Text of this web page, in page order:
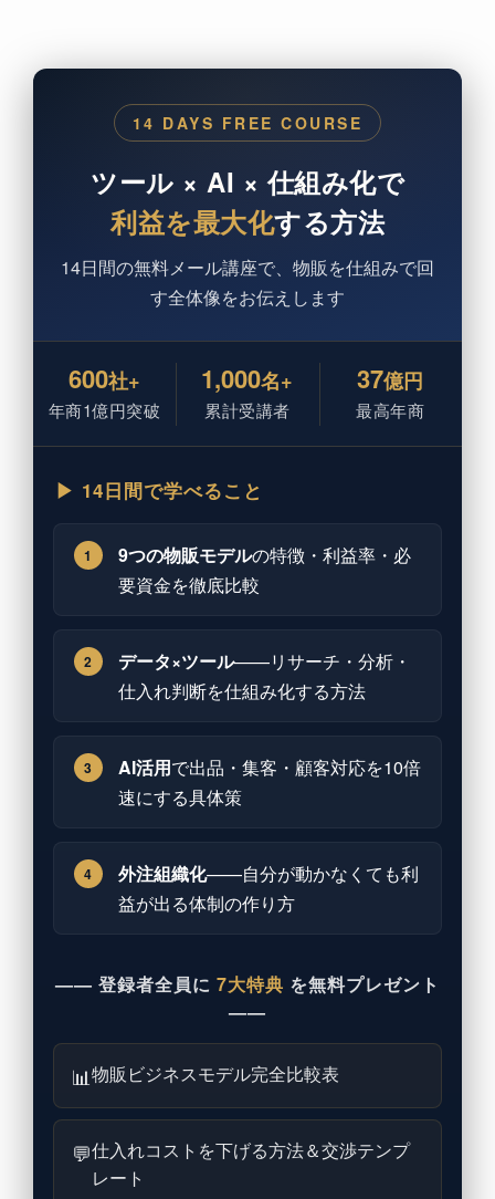
14 DAYS FREE COURSE
ツール × AI × 仕組み化で
利益を最大化する方法
14日間の無料メール講座で、物販を仕組みで回
す全体像をお伝えします
600社+
年商1億円突破
1,000名+
累計受講者
37億円
最高年商
▶ 14日間で学べること
1 9つの物販モデルの特徴・利益率・必
要資金を徹底比較
2 データ×ツール——リサーチ・分析・
仕入れ判断を仕組み化する方法
3 AI活用で出品・集客・顧客対応を10倍
速にする具体策
4 外注組織化——自分が動かなくても利
益が出る体制の作り方
—— 登録者全員に 7大特典 を無料プレゼント
——
📊物販ビジネスモデル完全比較表
💬仕入れコストを下げる方法＆交渉テンプ
レート